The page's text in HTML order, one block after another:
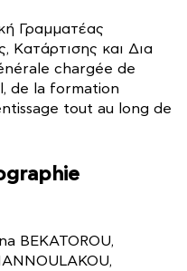
Γραμματέας
Κατάρτισης και Δια
chargée de
de la formation
tout au long de
BEKATOROU,